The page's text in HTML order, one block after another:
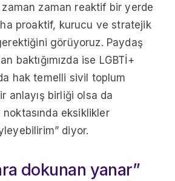
zaman reaktif bir yerde
proaktif, kurucu ve stratejik
görüyoruz. Paydaş
baktığımızda ise LGBTİ+
hak temelli sivil toplum
anlayış birliği olsa da
eksiklikler
diyor.
dokunan yanar”